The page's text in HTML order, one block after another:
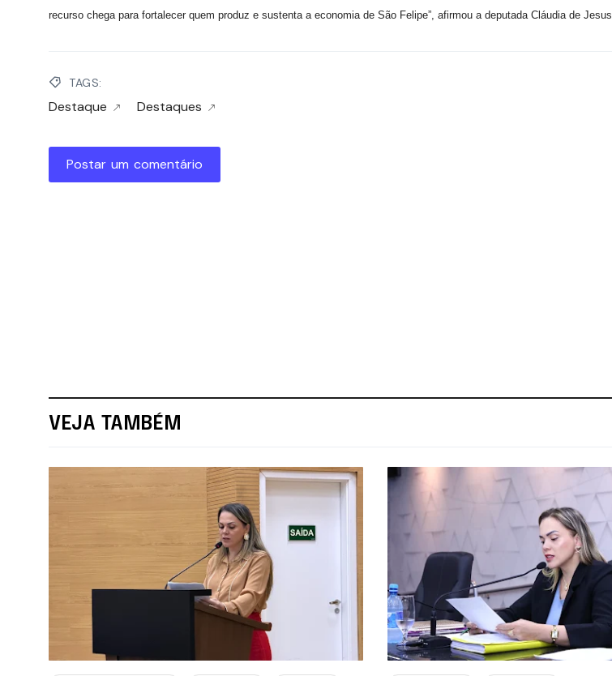
recurso chega para fortalecer quem produz e sustenta a economia de São Felipe”, afirmou a deputada Cláudia de Jesus.
TAGS:
Destaque Destaques
Postar um comentário
VEJA TAMBÉM